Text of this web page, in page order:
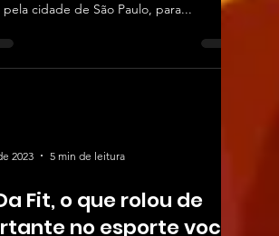
pela cidade de São Paulo, para...
2023 5 min de leitura
Fit, o que rolou de
no esporte você